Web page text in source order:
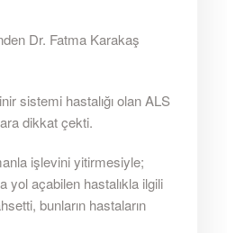
Dr. Fatma Karakaş
sistemi hastalığı olan ALS
dikkat çekti.
işlevini yitirmesiyle;
yol açabilen hastalıkla ilgili
bunların hastaların